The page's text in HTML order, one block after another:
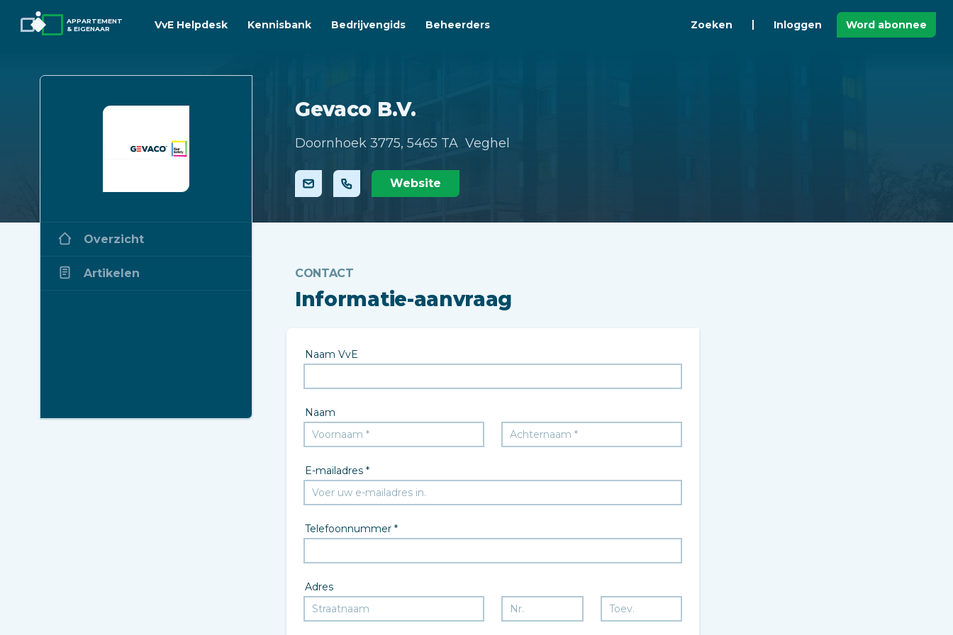
APPARTEMENT
& EIGENAAR
VvE Helpdesk Kennisbank Bedrijvengids Beheerders Zoeken Inloggen Word abonnee
Gevaco B.V.
Doornhoek 3775, 5465 TA Veghel
Website
Overzicht
Artikelen CONTACT
Informatie-aanvraag
Naam VvE
Naam
E-mailadres *
Telefoonnummer *
Adres